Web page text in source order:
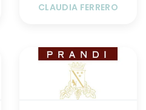
CLAUDIA FERRERO